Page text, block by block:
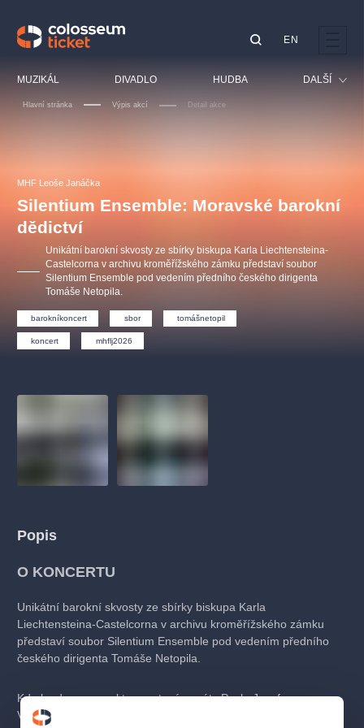
MUZIKÁL DIVADLO HUDBA DALŠÍ
Prohlídky
Ostatní
EN
Hlavní stránka Výpis akcí Detail akce
MHF Leoše Janáčka
Silentium Ensemble: Moravské barokní
dědictví
Unikátní barokní skvosty ze sbírky biskupa Karla Liechtensteina-
Castelcorna v archivu kroměřížského zámku představí soubor
Silentium Ensemble pod vedením předního českého dirigenta
Tomáše Netopila.
barokníkoncert sbor tomášnetopil
koncert mhflj2026
Popis
O KONCERTU
Unikátní barokní skvosty ze sbírky biskupa Karla
Liechtensteina-Castelcorna v archivu kroměřížského zámku
představí soubor Silentium Ensemble pod vedením předního
českého dirigenta Tomáše Netopila.
Kdo by dnes neznal trumpetové sonáty Pavla Josefa
Vejvanovského, který působil ve službách olomouckých biskupů
OBYČEJNÁ HOLKA
Agentura 44, s.r.o.
Ostatní hledají
Nejnavštěvovanější
filmováhudba státníopera rudolfinum